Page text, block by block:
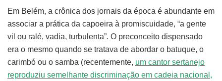
Em Belém, a crônica dos jornais da época é abundante em
associar a prática da capoeira à promiscuidade, “a gente
vil ou ralé, vadia, turbulenta”. O preconceito dispensado
era o mesmo quando se tratava de abordar o batuque, o
carimbó ou o samba (recentemente, um cantor sertanejo
reproduziu semelhante discriminação em cadeia nacional,